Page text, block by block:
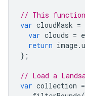
// This function
var cloudMask =
var clouds =
return image.
};
// Load a
var collection =